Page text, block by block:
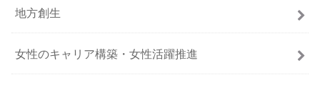
地方創生
女性のキャリア構築・女性活躍推進